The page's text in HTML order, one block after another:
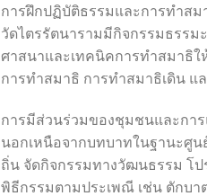
การฝึกปฏิบัติธรรมและการทำสม
วัดไตรรัตนารามมีกิจกรรมธรร
ศาสนาและเทคนิคการทำสมาธิใ
การทำสมาธิ การทำสมาธิเดิน
การมีส่วนร่วมของชุมชนและกา
นอกเหนือจากบทบาทในฐานะศู
ถิ่น จัดกิจกรรมทางวัฒนธรรม โ
พิธีกรรมตามประเพณี เช่น ตักบ